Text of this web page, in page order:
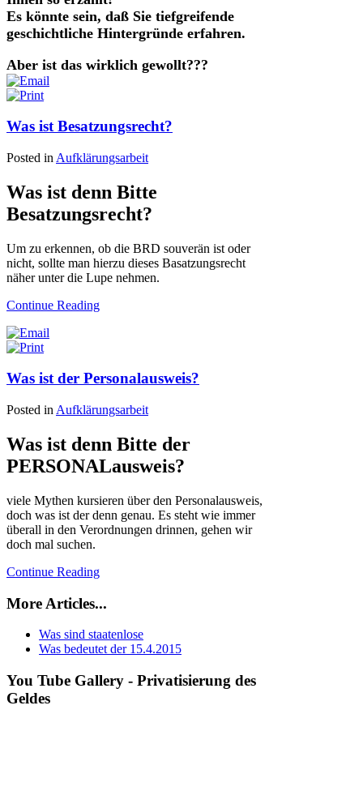
Es könnte sein, daß Sie tiefgreifende
geschichtliche Hintergründe erfahren.
Aber ist das wirklich gewollt???
Was ist Besatzungsrecht?
Posted in Aufklärungsarbeit
Was ist denn Bitte
Besatzungsrecht?
Um zu erkennen, ob die BRD souverän ist oder
nicht, sollte man hierzu dieses Basatzungsrecht
näher unter die Lupe nehmen.
Continue Reading
Was ist der Personalausweis?
Posted in Aufklärungsarbeit
Was ist denn Bitte der
PERSONALausweis?
viele Mythen kursieren über den Personalausweis,
doch was ist der denn genau. Es steht wie immer
überall in den Verordnungen drinnen, gehen wir
doch mal suchen.
Continue Reading
More Articles...
Was sind staatenlose
Was bedeutet der 15.4.2015
You Tube Gallery - Privatisierung des
Geldes